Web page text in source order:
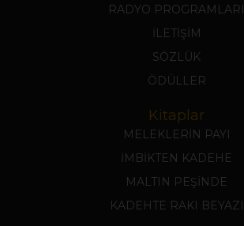
RADYO PROGRAMLARI
İLETİŞİM
SÖZLÜK
ÖDÜLLER
Kitaplar
MELEKLERİN PAYI
İMBİKTEN KADEHE
MALTIN PEŞİNDE
KADEHTE RAKI BEYAZI